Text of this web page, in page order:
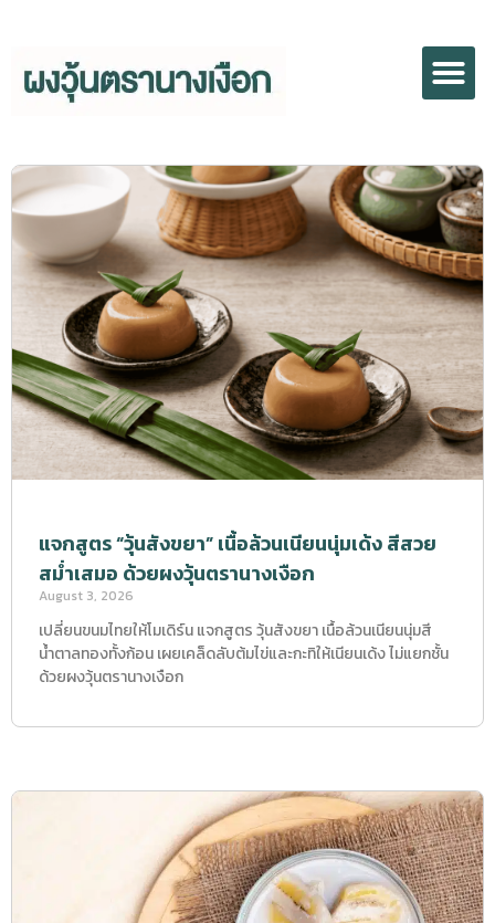
แจกสูตร “วุ้นสังขยา” เนื้อล้วนเนียนนุ่มเด้ง สีสวย
สม่ำเสมอ ด้วยผงวุ้นตรานางเงือก
August 3, 2026
เปลี่ยนขนมไทยให้โมเดิร์น แจกสูตร วุ้นสังขยา เนื้อล้วนเนียนนุ่มสี
น้ำตาลทองทั้งก้อน เผยเคล็ดลับต้มไข่และกะทิให้เนียนเด้ง ไม่แยกชั้น
ด้วยผงวุ้นตรานางเงือก